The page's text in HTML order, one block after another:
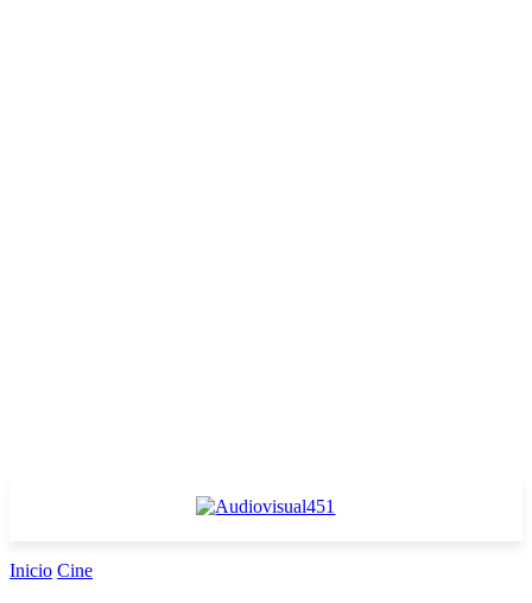
Inicio Cine